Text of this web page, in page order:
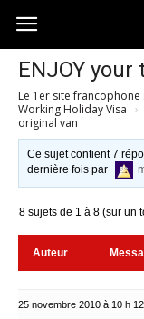
Australia-
australie.com
ENJOY
Le 1er site francophone
Working Holiday Visa ›
original van
Ce sujet contient 7
dernière fois par
8 sujets de 1 à 8 (sur un
Auteur
25 novembre 2010 à 10 h